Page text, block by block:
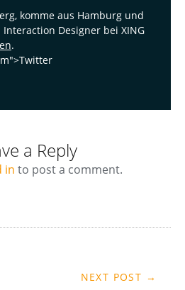
komme aus Hamburg und
Designer bei XING
.
a Reply
in to post a comment.
NEXT POST →